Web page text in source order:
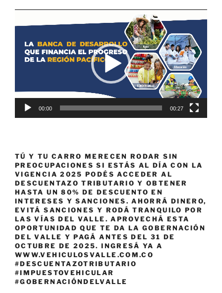
de
00:00 00:27
TÚ Y TU CARRO MERECEN RODAR SIN
PREOCUPACIONES SI ESTÁS AL DÍA CON LA
VIGENCIA 2025 PODÉS ACCEDER AL
DESCUENTAZO TRIBUTARIO Y OBTENER
HASTA UN 80% DE DESCUENTO EN
INTERESES Y SANCIONES. AHORRÁ DINERO,
EVITÁ SANCIONES Y RODÁ TRANQUILO POR
LAS VÍAS DEL VALLE. APROVECHÁ ESTA
OPORTUNIDAD QUE TE DA LA GOBERNACIÓN
DEL VALLE Y PAGÁ ANTES DEL 31 DE
OCTUBRE DE 2025. INGRESÁ YA A
WWW.VEHICULOSVALLE.COM.CO
#DESCUENTAZOTRIBUTARIO
#IMPUESTOVEHICULAR
#GOBERNACIÓNDELVALLE